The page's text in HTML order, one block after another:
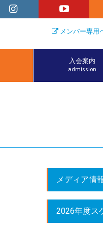
メンバー専用
入会案内
admission
メディア情
2026年度ス